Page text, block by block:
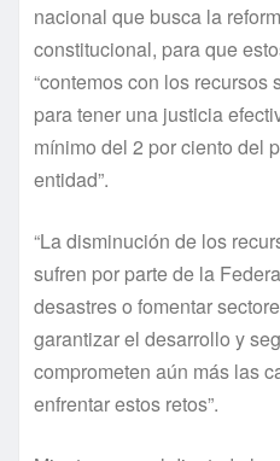
nacional que busca la
constitucional, para que
“contemos con los
para tener una justicia
mínimo del 2 por ciento del
entidad”.
“La disminución de los
sufren por parte de la
desastres o fomentar
garantizar el desarrollo y
comprometen aún más las
enfrentar estos retos”.